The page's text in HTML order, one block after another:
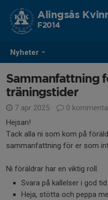
Nyheter
Alingsås
F2014
Sammanfattning
träningstider
7 apr 2025
0
Hejsan!
Tack alla ni som kom på
sammanfattning för er som
Ni föräldrar har en viktig roll.
Svara på kallelser i god tid
Heja, stötta och peppa